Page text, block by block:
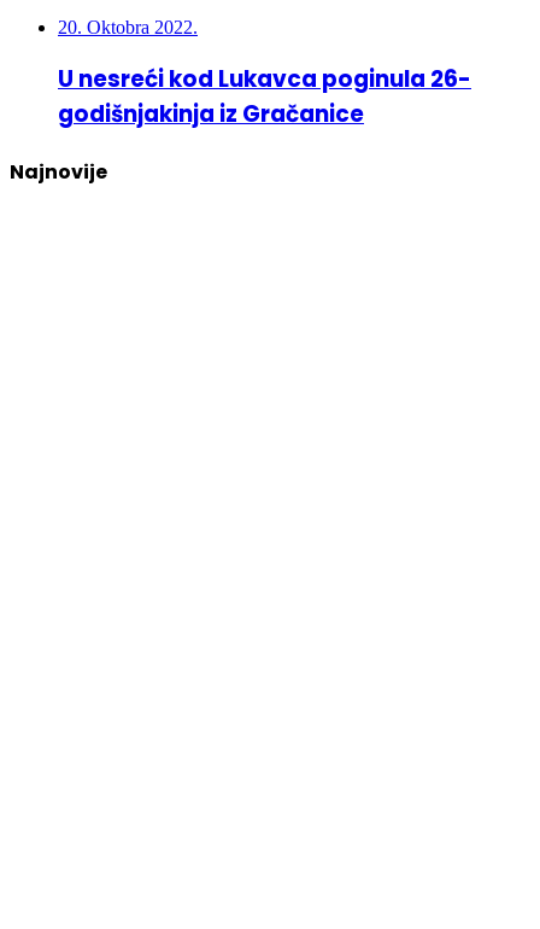
20. Oktobra 2022.
U nesreći kod Lukavca poginula 26-
godišnjakinja iz Gračanice
Najnovije